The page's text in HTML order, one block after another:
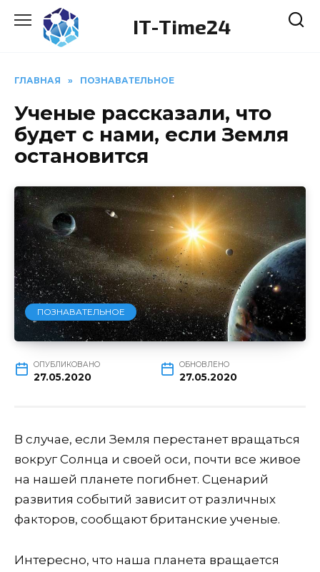
Перейти
содержанию
IT-Time24
ГЛАВНАЯ » ПОЗНАВАТЕЛЬНОЕ
Ученые рассказали, что
будет с нами, если Земля
остановится
ПОЗНАВАТЕЛЬНОЕ
ОПУБЛИКОВАНО
27.05.2020
ОБНОВЛЕНО
27.05.2020
В случае, если Земля перестанет вращаться
вокруг Солнца и своей оси, почти все живое
на нашей планете погибнет. Сценарий
развития событий зависит от различных
факторов, сообщают британские ученые.
Интересно, что наша планета вращается